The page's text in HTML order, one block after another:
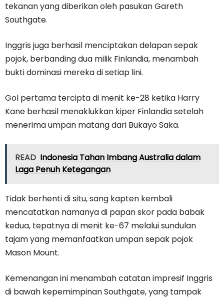
tekanan yang diberikan oleh pasukan Gareth
Southgate.
Inggris juga berhasil menciptakan delapan sepak
pojok, berbanding dua milik Finlandia, menambah
bukti dominasi mereka di setiap lini.
Gol pertama tercipta di menit ke-28 ketika Harry
Kane berhasil menaklukkan kiper Finlandia setelah
menerima umpan matang dari Bukayo Saka.
READ Indonesia Tahan Imbang Australia dalam
Laga Penuh Ketegangan
Tidak berhenti di situ, sang kapten kembali
mencatatkan namanya di papan skor pada babak
kedua, tepatnya di menit ke-67 melalui sundulan
tajam yang memanfaatkan umpan sepak pojok
Mason Mount.
Kemenangan ini menambah catatan impresif Inggris
di bawah kepemimpinan Southgate, yang tampak